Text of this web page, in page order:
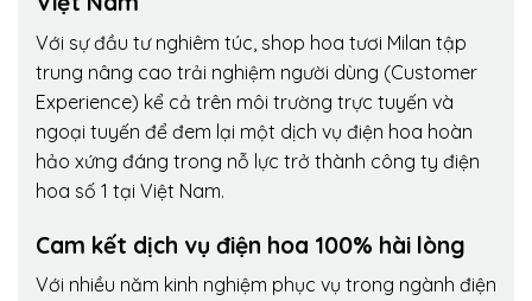
Với sự đầu tư nghiêm túc, shop hoa tươi Milan tập
trung nâng cao trải nghiệm người dùng (Customer
Experience) kể cả trên môi trường trực tuyến và
ngoại tuyến để đem lại một dịch vụ điện hoa hoàn
hảo xứng đáng trong nỗ lực trở thành công ty điện
hoa số 1 tại Việt Nam.
Cam kết dịch vụ điện hoa 100% hài lòng
Với nhiều năm kinh nghiệm phục vụ trong ngành điện